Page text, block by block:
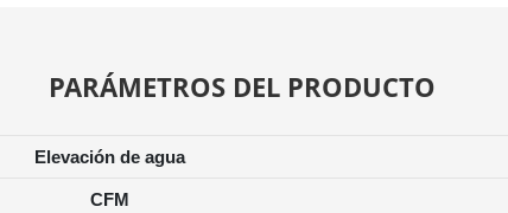
PARÁMETROS DEL PRODUCTO
Elevación de agua
CFM